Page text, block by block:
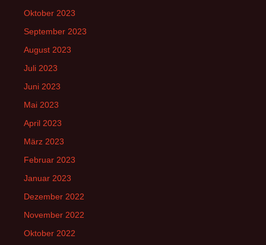
Oktober 2023
September 2023
August 2023
Juli 2023
Juni 2023
Mai 2023
April 2023
März 2023
Februar 2023
Januar 2023
Dezember 2022
November 2022
Oktober 2022